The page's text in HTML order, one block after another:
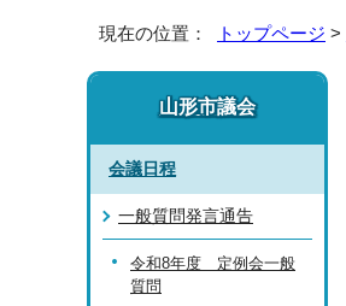
現在の位置： トップページ >
山形市議会
会議日程
一般質問発言通告
令和8年度 定例会一般
質問